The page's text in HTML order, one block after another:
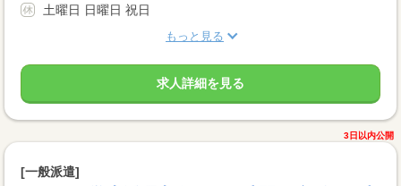
土曜日 日曜日 祝日
もっと見る
求人詳細を見る
3日以内公開
[一般派遣]